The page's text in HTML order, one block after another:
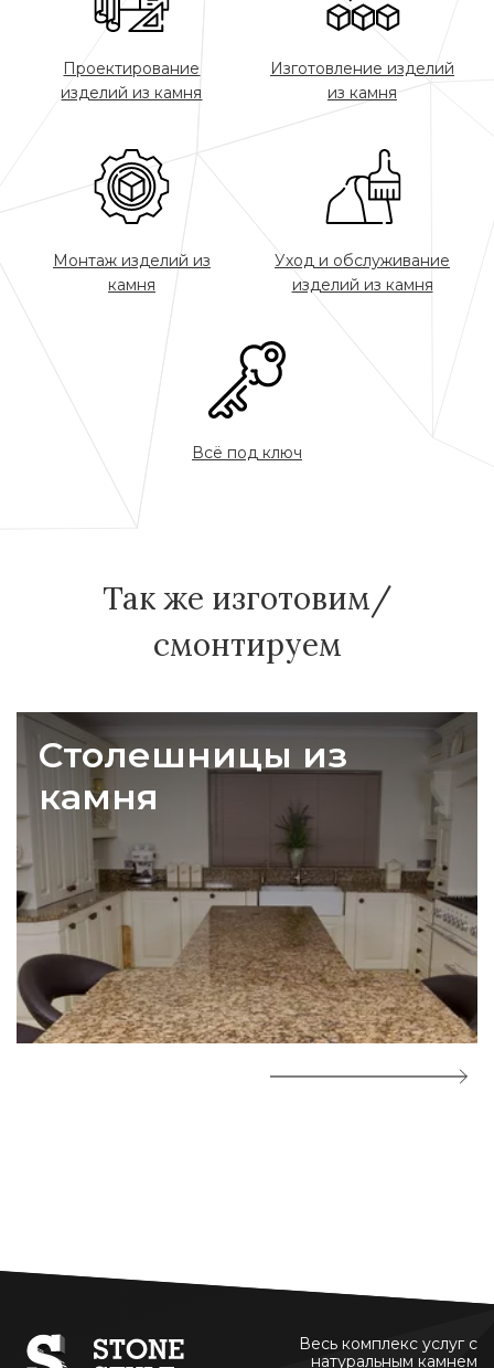
Проектирование
изделий из камня
Изготовление изделий
из камня
Монтаж изделий из
камня
Уход и обслуживание
изделий из камня
Всё под ключ
Так же изготовим/
смонтируем
Столешницы из
камня
Весь комплекс услуг с
натуральным камнем